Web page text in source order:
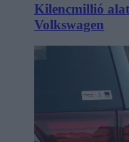
Kilencmillió
Volkswagen